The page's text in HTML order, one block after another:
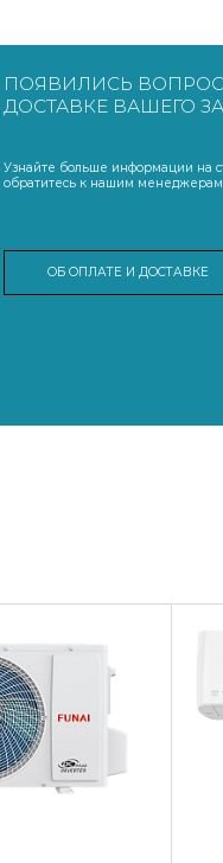
ПОЯВИЛИСЬ
ДОСТАВКЕ ВАШЕГО
Узнайте больше информации на
обратитесь к нашим
ОБ ОПЛАТЕ И ДОСТАВКЕ